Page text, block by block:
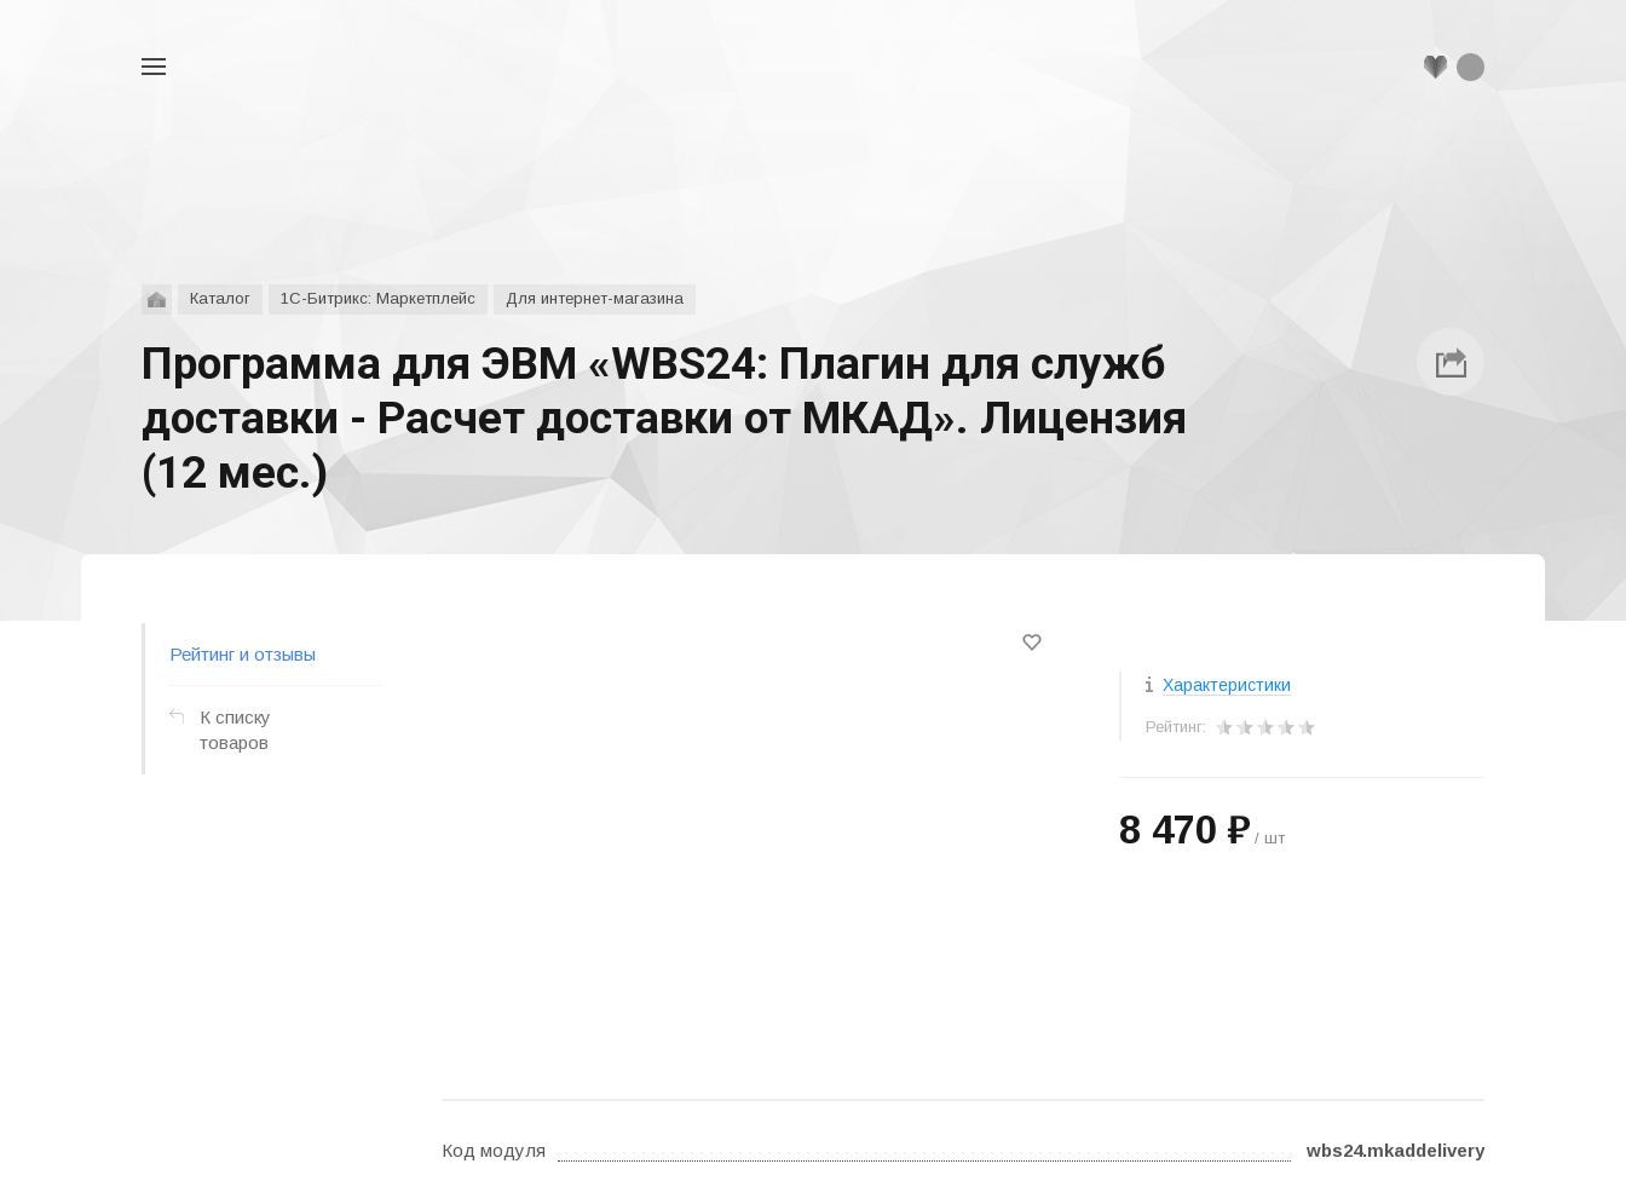
Каталог 1С-Битрикс: Маркетплейс Для интернет-магазина
Программа для ЭВМ «WBS24: Плагин для служб
доставки - Расчет доставки от МКАД». Лицензия
(12 мес.)
Рейтинг и отзывы
К списку
товаров
Характеристики
Рейтинг:
8 470 ₽ / шт
Код модуля wbs24.mkaddelivery